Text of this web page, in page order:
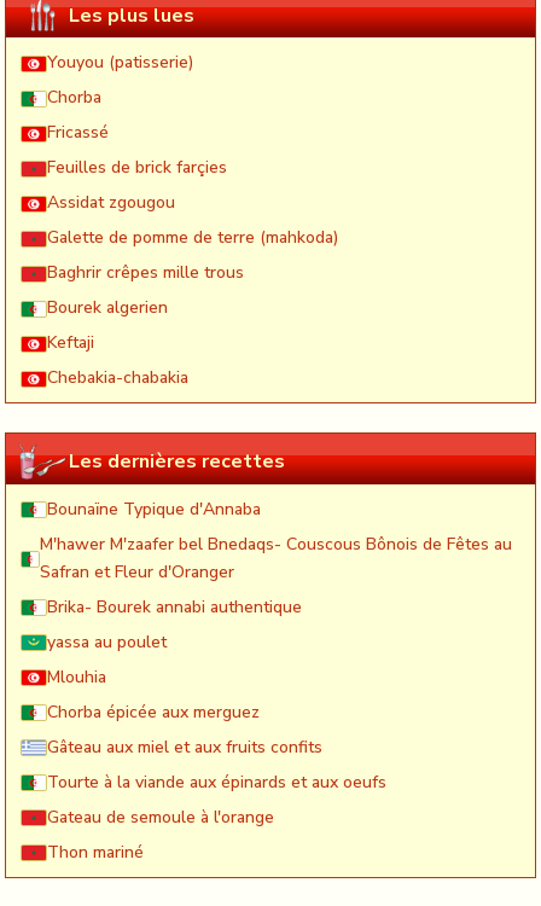
Les plus lues
Youyou (patisserie)
Chorba
Fricassé
Feuilles de brick farçies
Assidat zgougou
Galette de pomme de terre (mahkoda)
Baghrir crêpes mille trous
Bourek algerien
Keftaji
Chebakia-chabakia
Les dernières recettes
Bounaïne Typique d'Annaba
M'hawer M'zaafer bel Bnedaqs- Couscous Bônois de Fêtes au
Safran et Fleur d'Oranger
Brika- Bourek annabi authentique
yassa au poulet
Mlouhia
Chorba épicée aux merguez
Gâteau aux miel et aux fruits confits
Tourte à la viande aux épinards et aux oeufs
Gateau de semoule à l'orange
Thon mariné